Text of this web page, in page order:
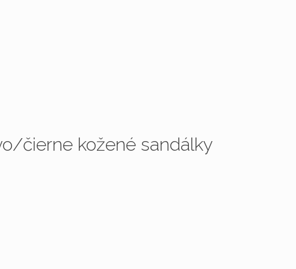
čierne kožené sandálky